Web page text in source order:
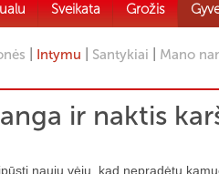
Sveikata Grožis
Intymu Santykiai Mano
ir naktis
naujų vėjų, kad nepradėtų